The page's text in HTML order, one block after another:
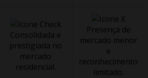
Consolidada e
prestigiada no
mercado
residencial.
Presença de
mercado menor
e
reconhecimento
limitado.